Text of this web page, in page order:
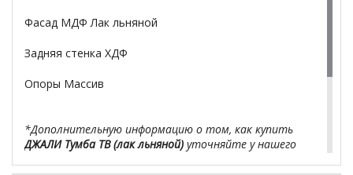
Фасад МДФ Лак льняной
Задняя стенка ХДФ
Опоры Массив
*Дополнительную информацию о том, как купить
ДЖАЛИ Тумба ТВ (лак льняной) уточняйте у нашего